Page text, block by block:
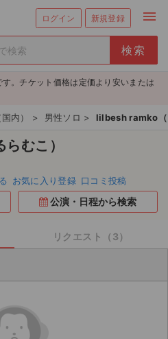
ログイン 新規登録 menu
。チケット価格は定価より安いまたは
内） > 男性ソロ > lilbesh ramko（
むこ）
お気に入り登録 口コミ投稿
公演・日程から検索
リクエスト（3）